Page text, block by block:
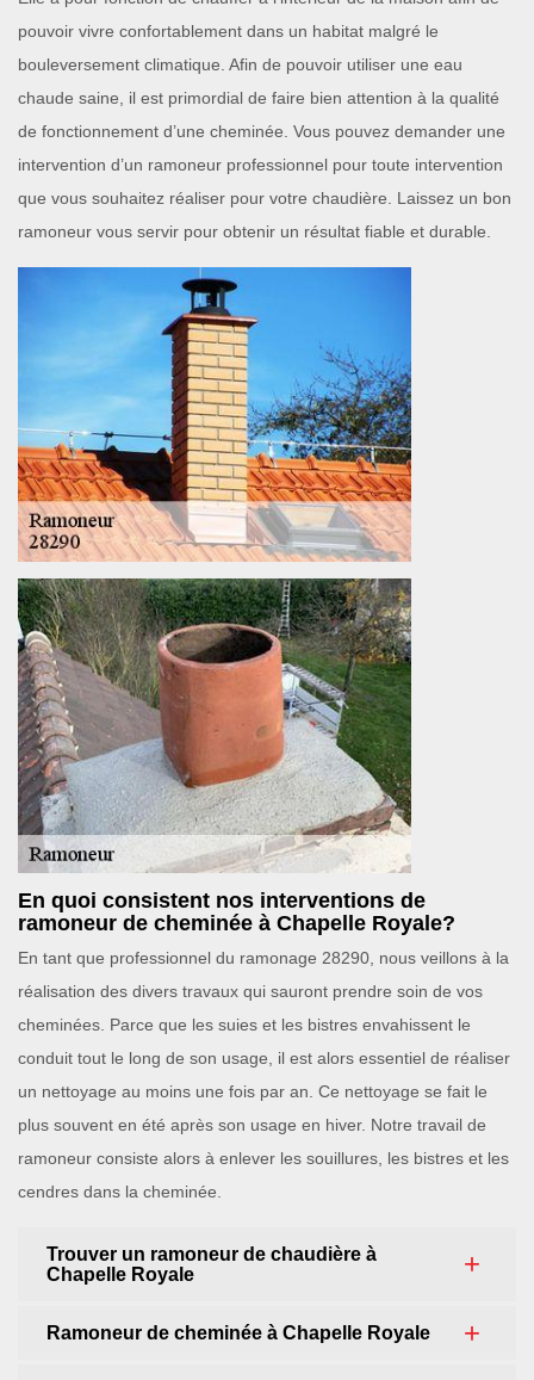
pouvoir vivre confortablement dans un habitat malgré le
bouleversement climatique. Afin de pouvoir utiliser une eau
chaude saine, il est primordial de faire bien attention à la qualité
de fonctionnement d’une cheminée. Vous pouvez demander une
intervention d’un ramoneur professionnel pour toute intervention
que vous souhaitez réaliser pour votre chaudière. Laissez un bon
ramoneur vous servir pour obtenir un résultat fiable et durable.
En quoi consistent nos interventions de
ramoneur de cheminée à Chapelle Royale?
En tant que professionnel du ramonage 28290, nous veillons à la
réalisation des divers travaux qui sauront prendre soin de vos
cheminées. Parce que les suies et les bistres envahissent le
conduit tout le long de son usage, il est alors essentiel de réaliser
un nettoyage au moins une fois par an. Ce nettoyage se fait le
plus souvent en été après son usage en hiver. Notre travail de
ramoneur consiste alors à enlever les souillures, les bistres et les
cendres dans la cheminée.
Trouver un ramoneur de chaudière à
Chapelle Royale
Ramoneur de cheminée à Chapelle Royale